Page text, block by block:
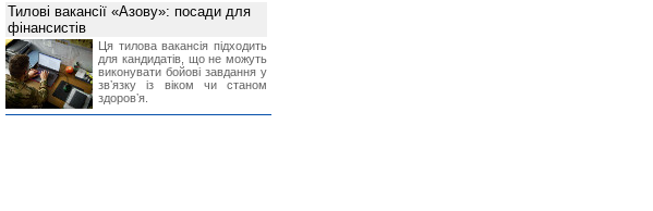
Тилові вакансії «Азову»: посади для
фінансистів
Ця тилова вакансія підходить
для кандидатів, що не можуть
виконувати бойові завдання у
звʼязку із віком чи станом
здоровʼя.